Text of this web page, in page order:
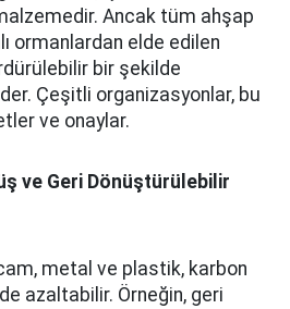
Ancak tüm ahşap
ormanlardan elde edilen
bir şekilde
Çeşitli organizasyonlar, bu
ve onaylar.
ve Geri Dönüştürülebilir
metal ve plastik, karbon
azaltabilir. Örneğin, geri